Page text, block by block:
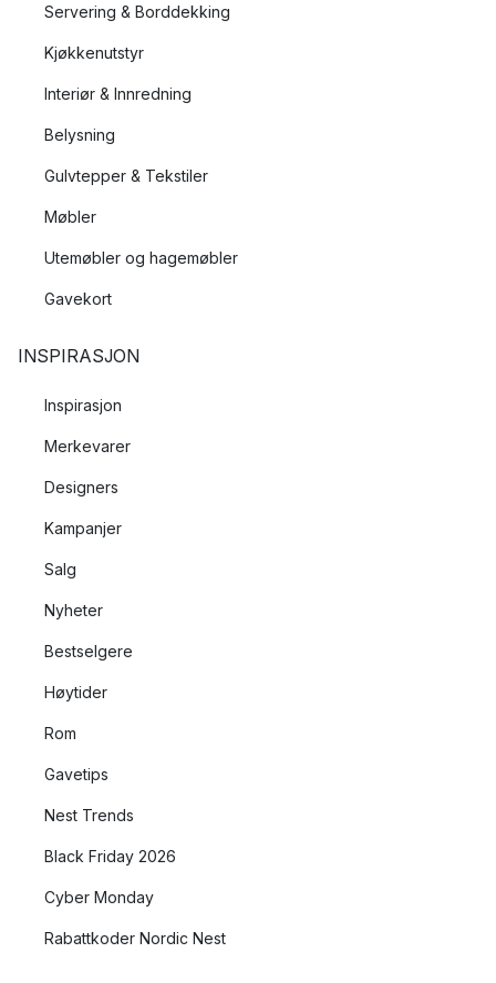
Servering & Borddekking
Kjøkkenutstyr
Interiør & Innredning
Belysning
Gulvtepper & Tekstiler
Møbler
Utemøbler og hagemøbler
Gavekort
INSPIRASJON
Inspirasjon
Merkevarer
Designers
Kampanjer
Salg
Nyheter
Bestselgere
Høytider
Rom
Gavetips
Nest Trends
Black Friday 2026
Cyber Monday
Rabattkoder Nordic Nest